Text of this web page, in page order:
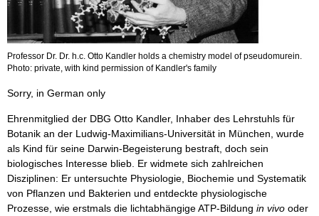
Professor Dr. Dr. h.c. Otto Kandler holds a chemistry model of pseudomurein.
Photo: private, with kind permission of Kandler's family
Sorry, in German only
Ehrenmitglied der DBG Otto Kandler, Inhaber des Lehrstuhls für
Botanik an der Ludwig-Maximilians-Universität in München, wurde
als Kind für seine Darwin-Begeisterung bestraft, doch sein
biologisches Interesse blieb. Er widmete sich zahlreichen
Disziplinen: Er untersuchte Physiologie, Biochemie und Systematik
von Pflanzen und Bakterien und entdeckte physiologische
Prozesse, wie erstmals die lichtabhängige ATP-Bildung in vivo oder